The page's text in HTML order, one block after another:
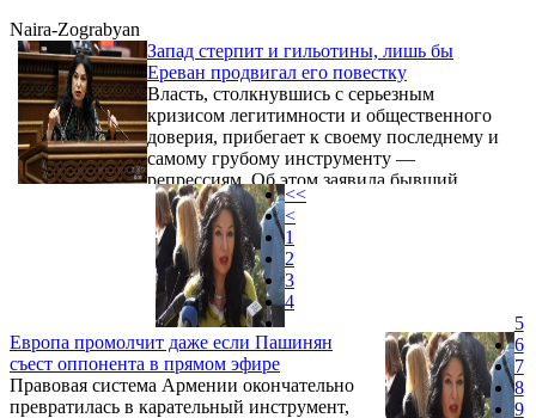
Naira-Zograbyan
Запад стерпит и гильотины, лишь бы
Ереван продвигал его повестку
Власть, столкнувшись с серьезным
кризисом легитимности и общественного
доверия, прибегает к своему последнему и
самому грубому инструменту —
репрессиям. Об этом заявила бывший
депутат, общественный деятель Наира
Зограбян, комментируя массовые аресты
оппозиционеров в стране.
Европа промолчит даже если Пашинян
съест оппонента в прямом эфире
Правовая система Армении окончательно
превратилась в карательный инструмент,
<<
<
1
2
3
4
5
6
7
8
9